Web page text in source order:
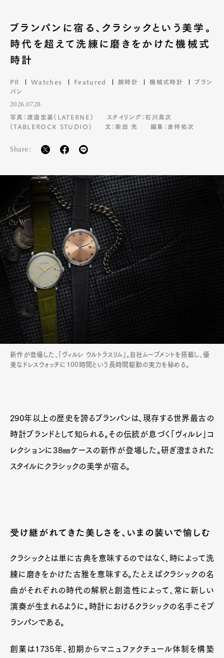
Art&Design
ProductCulture Lifestyle
ブランパンに宿る、クラシックという美学。
時代を超えて洗練に磨きをかけた機械式
時計
PR Watches Featured 腕時計 機械式時計
ブラン
パン
2026.07.28
写真：渡邉宏基（LATERNE）
スタイリング：石川英次
（TABLEROCK STUDIO）
文：柴田 充 編集：倉持佑次
Share:
新作が登場した、「ヴィルレ ウルトラスリム」。自社ムーブメントを搭載し、優
美なドレスウォッチに100時間という長時間駆動の実力を秘める。
290年以上の歴史を誇るブランパンは、現存する世界最古の
時計ブランドとして知られる。その伝統が息づく「ヴィルレ」コ
レクションに38㎜ケースの新作が登場した。研ぎ澄まされた
スタイルにクラシックの美学が宿る。
受け継がれてきた美しさを、いまの装いで愉しむ
クラシックとは単に古典を意味するのではなく、時によって洗
練に磨きをかけた古雅を意味する。たとえばクラシックの名
曲がそれぞれの時代の解釈と創造性によって、常に新しい
演奏が生まれるように。時計におけるクラシックの名手こそブ
ランパンである。
創業は1735年、初期からマニュファクチュール体制を構築